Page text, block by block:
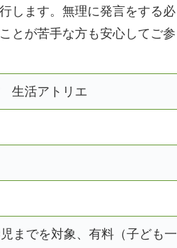
します。無理に発言をする必
とが苦手な方も安心してご参
生活アトリエ
までを対象、有料（子ども一